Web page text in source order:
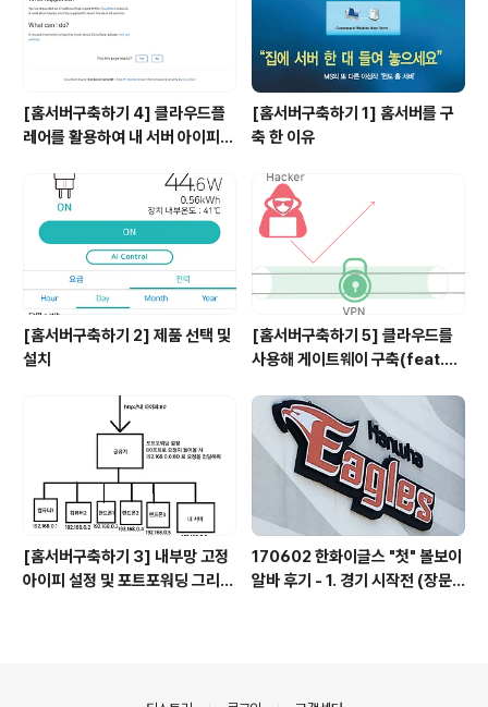
[홈서버구축하기 4] 클라우드플
레어를 활용하여 내 서버 아이피
[홈서버구축하기 1] 홈서버를 구
축 한 이유
[홈서버구축하기 2] 제품 선택 및
설치
[홈서버구축하기 5] 클라우드를
사용해 게이트웨이 구축(feat.vp
[홈서버구축하기 3] 내부망 고정
아이피 설정 및 포트포워딩 그리고
170602 한화이글스 "첫" 볼보이
알바 후기 - 1. 경기 시작전 (장문